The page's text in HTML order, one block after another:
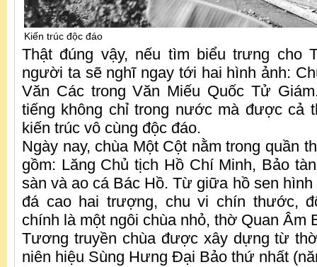
Kiến trúc độc đáo
Thật đúng vậy, nếu tìm biểu trưng cho
người ta sẽ nghĩ ngay tới hai hình ảnh:
Văn Các trong Văn Miếu Quốc Tử
tiếng không chỉ trong nước mà được cả
kiến trúc vô cùng độc đáo.
Ngày nay, chùa Một Cột nằm trong quần
gồm: Lăng Chủ tịch Hồ Chí Minh, Bảo
sàn và ao cá Bác Hồ. Từ giữa hồ sen
đá cao hai trượng, chu vi chín thước,
chính là một ngôi chùa nhỏ, thờ Quan Âm
Tương truyền chùa được xây dựng từ
niên hiệu Sùng Hưng Đại Bảo thứ nhất